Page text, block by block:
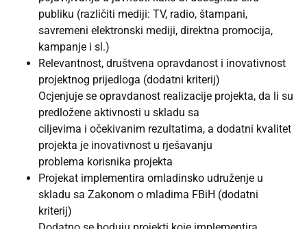
publiku (različiti mediji: TV, radio, štampani,
savremeni elektronski mediji, direktna promocija,
kampanje i sl.)
Relevantnost, društvena opravdanost i inovativnost
projektnog prijedloga (dodatni kriterij)
Ocjenjuje se opravdanost realizacije projekta, da li su
predložene aktivnosti u skladu sa
ciljevima i očekivanim rezultatima, a dodatni kvalitet
projekta je inovativnost u rješavanju
problema korisnika projekta
Projekat implementira omladinsko udruženje u
skladu sa Zakonom o mladima FBiH (dodatni
kriterij)